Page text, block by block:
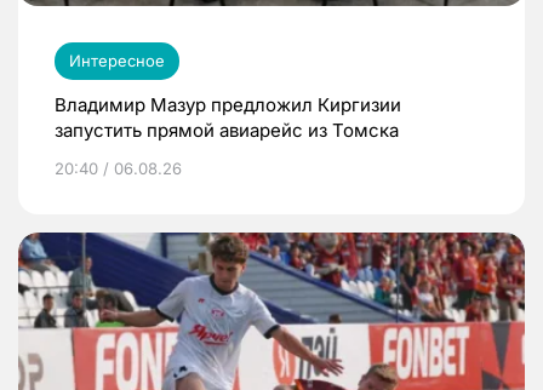
Интересное
Владимир Мазур предложил Киргизии
запустить прямой авиарейс из Томска
20:40 / 06.08.26